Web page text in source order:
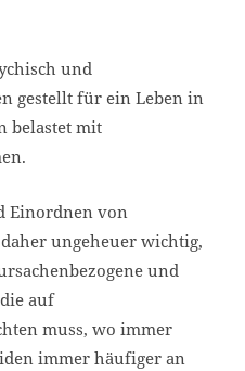
und
gestellt für ein Leben in
belastet mit
Einordnen von
ungeheuer wichtig,
und
auf
muss, wo immer
immer häufiger an